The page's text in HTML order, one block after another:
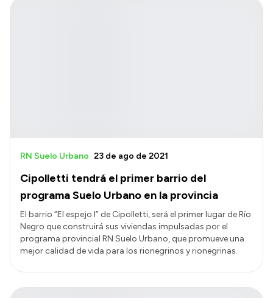
Cipolletti tendrá el primer barrio del
programa Suelo Urbano en la provincia
RN Suelo Urbano 23 de ago de 2021
El barrio “El espejo I” de Cipolletti, será el primer lugar de Río
Negro que construirá sus viviendas impulsadas por el
programa provincial RN Suelo Urbano, que promueve una
mejor calidad de vida para los rionegrinos y rionegrinas.